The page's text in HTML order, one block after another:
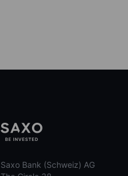
Saxo Bank (Schweiz) AG